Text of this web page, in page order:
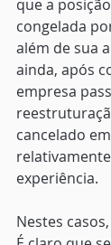
que a
congelada
além de sua
ainda, após
empresa
cancelado
experiência.
Nestes